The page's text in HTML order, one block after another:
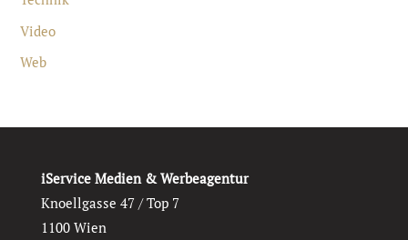
Video
Web
iService Medien & Werbeagentur
Knoellgasse 47 / Top 7
1100 Wien